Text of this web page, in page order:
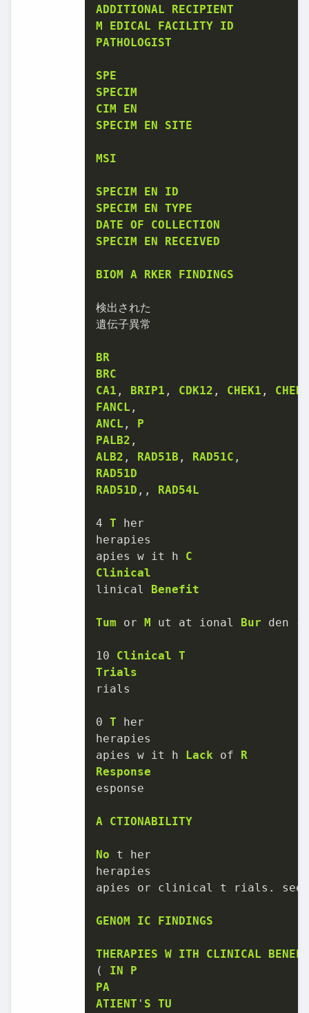
ADDITIONAL
RECIPIENT
M
EDICAL FACILITY ID
PATHOLOGIST
SPE
SPECIM
CIM
EN
SPECIM
EN SITE
MSI
SPECIM EN
ID
SPECIM
EN TYPE
DATE OF
COLLECTION
SPECIM
EN RECEIVED
BIOM A RKER FINDINGS
検出された
遺伝子異常
BR
BRC
CA1 , BRIP1 , CDK12 , CHEK1 , CHEK2
FANCL
ANCL , P
PALB2
ALB2 , RAD51B , RAD51C
RAD51D
RAD51D ,, RAD54L
4 T her
herapies
apies w it h C
Clinical
linical Benefit
Tum or M ut at ional Bur den -
10 Clinical T
Trials
rials
0 T her
herapies
apies w it h Lack of R
Response
esponse
A CTIONABILITY
No t her
herapies
apies or clinical t rials. see
GENOM IC FINDINGS
THERAPIES W ITH CLINICAL
( IN
P
PA
ATIENT ' S TU